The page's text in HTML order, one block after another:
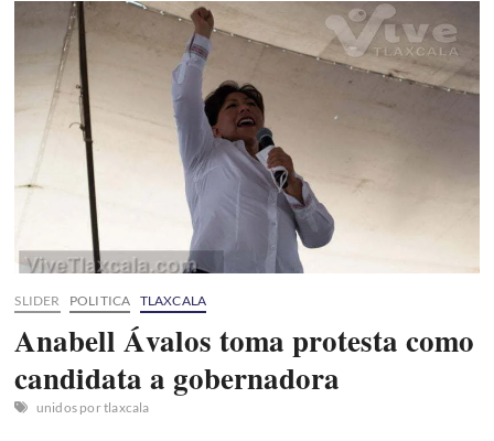
honor
en
memoria
del
27
aniversario
luctuoso
Donaldo
Colosio,
Anabell
Ávalos
Zempoalteca
SLIDER POLITICA TLAXCALA
Anabell Ávalos toma protesta como
candidata a gobernadora
unidos por tlaxcala